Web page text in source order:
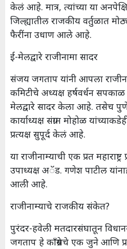
केलं आहे. मात्र, त्यांच्या या
जिल्ह्यातील राजकीय वर्तुळात
फैरींना उधाण आले आहे.
ई-मेलद्वारे राजीनामा सादर
संजय जगताप यांनी आपला राजीनामा
कमिटीचे अध्यक्ष हर्षवर्धन सपकाळ
मेलद्वारे सादर केला आहे. तसेच पुणे
कार्याध्यक्ष संग्राम मोहोळ
प्रत्यक्ष सुपूर्द केलं आहे.
या राजीनाम्याची एक प्रत
उपाध्यक्ष अॅड. गणेश पाटील
आली आहे.
राजीनाम्याचे राजकीय संकेत?
पुरंदर-हवेली मतदारसंघातून
जगताप हे काँग्रेसचे एक जुने आणि